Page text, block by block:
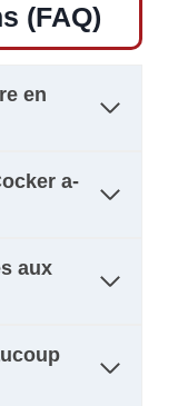
(FAQ)
en
a-
aux